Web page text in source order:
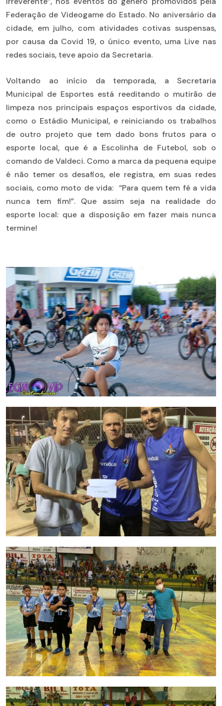
Federação de Videogame do Estado. No aniversário da
cidade, em julho, com atividades cotivas suspensas,
por causa da Covid 19, o único evento, uma Live nas
redes sociais, teve apoio da Secretaria.
Voltando ao início da temporada, a Secretaria
Municipal de Esportes está reeditando o mutirão de
limpeza nos principais espaços esportivos da cidade,
como o Estádio Municipal, e reiniciando os trabalhos
de outro projeto que tem dado bons frutos para o
esporte local, que é a Escolinha de Futebol, sob o
comando de Valdeci. Como a marca da pequena equipe
é não temer os desafios, ele registra, em suas redes
sociais, como moto de vida: “Para quem tem fé a vida
nunca tem fim!”. Que assim seja na realidade do
esporte local: que a disposição em fazer mais nunca
termine!